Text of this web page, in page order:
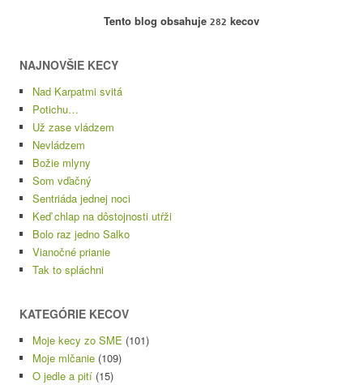
Tento blog obsahuje 282 kecov
NAJNOVŠIE KECY
Nad Karpatmi svitá
Potichu…
Už zase vládzem
Nevládzem
Božie mlyny
Som vďačný
Sentriáda jednej noci
Keď chlap na dôstojnosti utŕži
Bolo raz jedno Salko
Vianočné prianie
Tak to spláchni
KATEGÓRIE KECOV
Moje kecy zo SME (101)
Moje mlčanie (109)
O jedle a pití (15)